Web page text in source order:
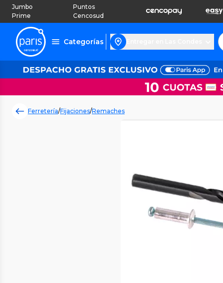
Jumbo
Prime
Puntos
Cencosud
Categorías
Ferretería/Fijaciones/Remaches